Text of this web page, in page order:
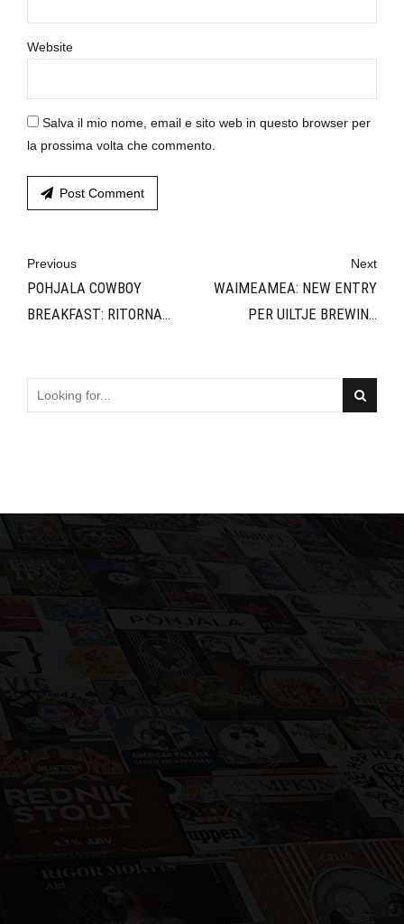
Website
Salva il mio nome, email e sito web in questo browser per
la prossima volta che commento.
Post Comment
Previous
POHJALA COWBOY
BREAKFAST: RITORNA
Next
WAIMEAMEA: NEW ENTRY
PER UILTJE BREWING
Selezioniamo accuratamente le migliori
birre provenienti da tutto il mondo e le
distribuiamo sul territorio nazionale.
Privilegiamo la scelta di birrifici medio-
piccoli, che puntano alla qualità, ma che
sopratutto non pastorizzano i loro prodotti.